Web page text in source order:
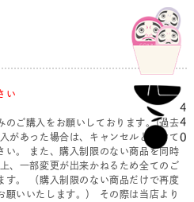
い
ご購入をお願いしております。(過去
があった場合は、キャンセルとさせて
い。 また、購入制限のない商品を同時
、一部変更が出来かねるため全てのご
す。 （購入制限のない商品だけで再度
願いいたします。） その際は当店より